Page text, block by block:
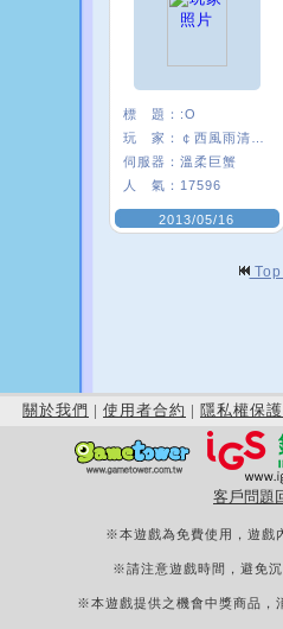
標 題： :O
玩 家：
伺服器： 溫柔巨蟹
人 氣： 17596
2013/05/16
關於我們 | 使用者合約 | 隱私權保護
客戶問題
※本遊戲為免費使用，遊戲
※請注意遊戲時間，避免
※本遊戲提供之機會中獎商品，